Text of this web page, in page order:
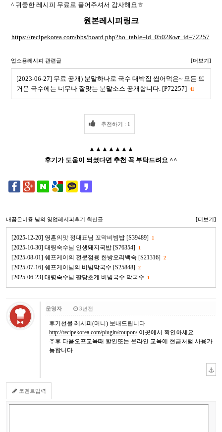
^ 귀중한 레시피 무료로 풀어주셔서 감사해요ㅎ
원본레시피링크
https://recipekorea.com/bbs/board.php?bo_table=ld_0502&wr_id=72257
업소용레시피 관련글 [더보기]
[2023-06-27] 무료 공개) 분말하나로 국수 대박집 씹어먹은~ 모든 뜨
거운 국수에는 너무나 잘맞는 분말소스 공개합니다. [P72257] 41
추천하기 : 1
▲▲▲▲▲▲▲
후기가 도움이 되셨다면 추천 꼭 부탁드려요 ^^
내꿈은비룡 님의 영업레시피후기 최신글 [더보기]
[2025-12-20] 영혼의맛 정대표님 꼬막비빔밥 [S39489] 1
[2025-10-30] 대령숙수님 인생돼지국밥 [S76354] 1
[2025-08-01] 쉐프케이의 전문점용 한방오리백숙 [S21316] 2
[2025-07-16] 쉐프케이님의 비빔막국수 [S25848] 2
[2025-06-23] 대령숙수님 팔당초계 비빔국수 막국수 1
운영자 3년전
후기선물 레시피(머니) 보내드립니다
http://recipekorea.com/plugin/coupon/이곳에서 확인하세요
추후 다음오프교육때 할인또는 온라인 교육에 현금처럼 사용가
능합니다
코멘트입력